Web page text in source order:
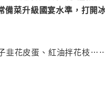
備菜升級國宴水準，打開
韭花皮蛋、紅油拌花枝